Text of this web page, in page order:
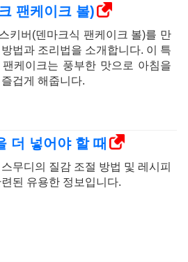
팬케이크 볼)
키버(덴마크식 팬케이크 볼)를 만
방법과 조리법을 소개합니다. 이 특
팬케이크는 풍부한 맛으로 아침을
겁게 해줍니다.
더 넣어야 할 때
무디의 질감 조절 방법 및 레시피
된 유용한 정보입니다.